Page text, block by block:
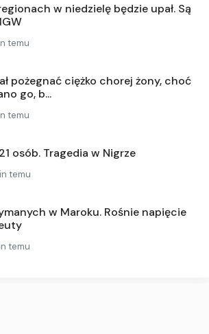
w niedzielę będzie upał. Są
temu
pożegnać ciężko chorej żony, choć
go, b...
temu
osób. Tragedia w Nigrze
temu
w Maroku. Rośnie napięcie
temu